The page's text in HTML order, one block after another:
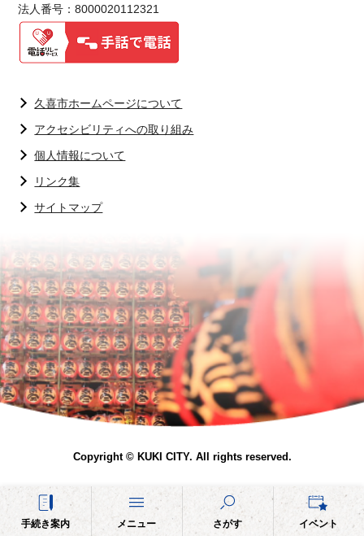
手続き案内 メニュー さがす イベント
法人番号：8000020112321
久喜市ホームページについて
アクセシビリティへの取り組み
個人情報について
リンク集
サイトマップ
Copyright © KUKI CITY. All rights reserved.